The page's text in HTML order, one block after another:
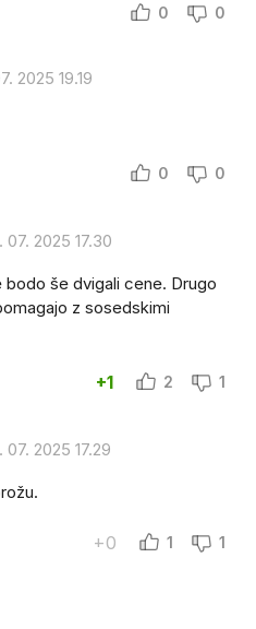
0 0
2025 19.19
0 0
07. 2025 17.30
še dvigali cene. Drugo
z sosedskimi
+1 2 1
07. 2025 17.29
+0 1 1